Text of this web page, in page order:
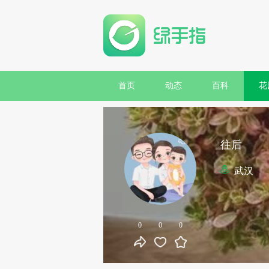
首页 动态 百科 花
0 0 0
往后
武汉